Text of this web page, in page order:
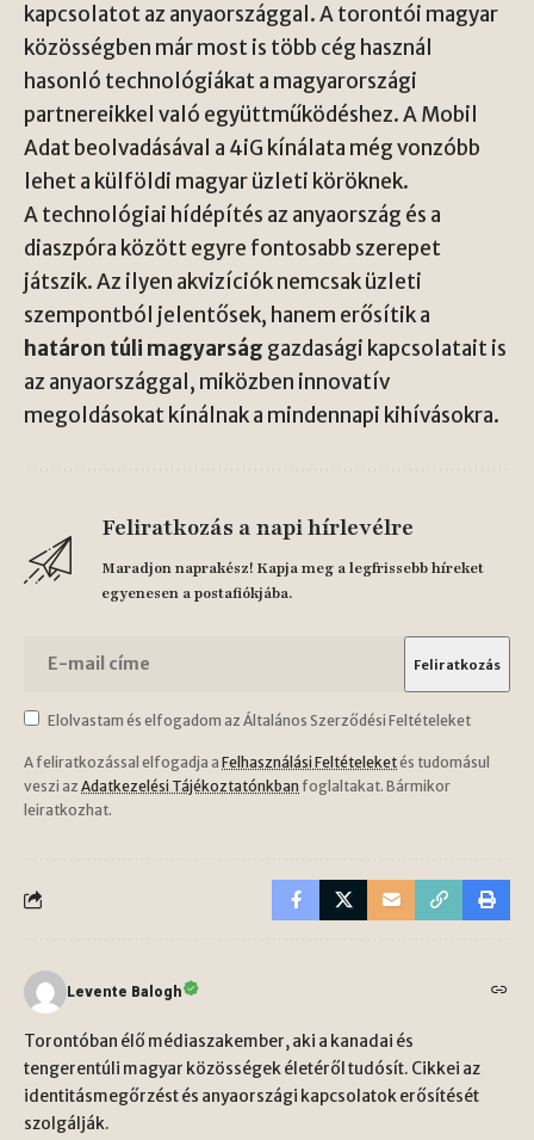
kapcsolatot az anyaországgal. A torontói magyar
közösségben már most is több cég használ
hasonló technológiákat a magyarországi
partnereikkel való együttműködéshez. A Mobil
Adat beolvadásával a 4iG kínálata még vonzóbb
lehet a külföldi magyar üzleti köröknek.
A technológiai hídépítés az anyaország és a
diaszpóra között egyre fontosabb szerepet
játszik. Az ilyen akvizíciók nemcsak üzleti
szempontból jelentősek, hanem erősítik a
határon túli magyarság gazdasági kapcsolatait is
az anyaországgal, miközben innovatív
megoldásokat kínálnak a mindennapi kihívásokra.
Feliratkozás a napi hírlevélre
Maradjon naprakész! Kapja meg a legfrissebb híreket
egyenesen a postafiókjába.
Elolvastam és elfogadom az Általános Szerződési Feltételeket
A feliratkozással elfogadja a Felhasználási Feltételeketés tudomásul
veszi az Adatkezelési Tájékoztatónkban foglaltakat. Bármikor
leiratkozhat.
Levente Balogh
Torontóban élő médiaszakember, aki a kanadai és
tengerentúli magyar közösségek életéről tudósít. Cikkei az
identitásmegőrzést és anyaországi kapcsolatok erősítését
szolgálják.